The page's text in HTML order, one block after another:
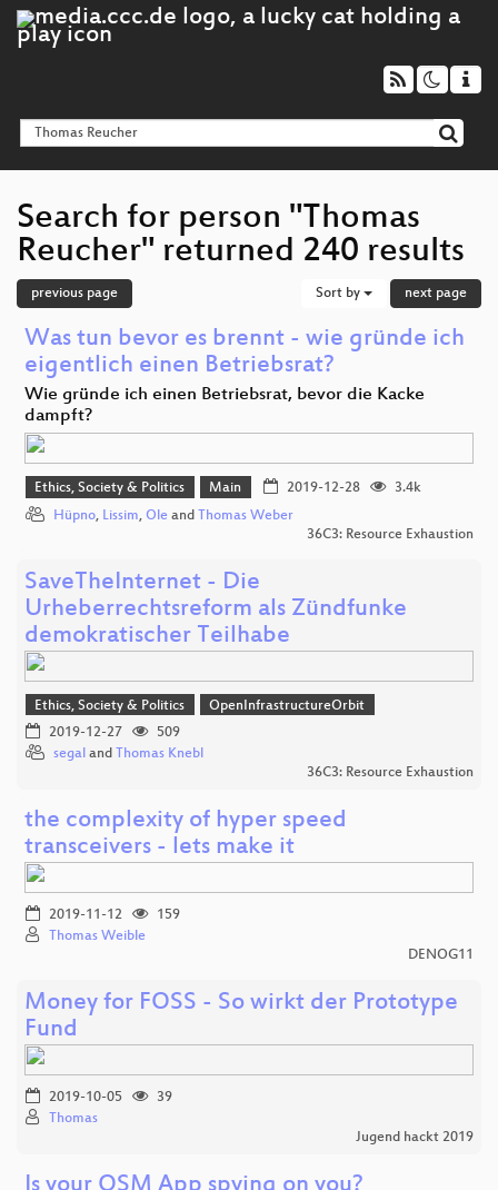
Search for person "Thomas
Reucher" returned 240 results
previous page Sort by next page
Was tun bevor es brennt - wie gründe ich
eigentlich einen Betriebsrat?
Wie gründe ich einen Betriebsrat, bevor die Kacke
dampft?
Ethics, Society & Politics Main 2019-12-28
3.4k
Hüpno, Lissim, Ole and Thomas Weber
36C3: Resource Exhaustion
SaveTheInternet - Die
Urheberrechtsreform als Zündfunke
demokratischer Teilhabe
Ethics, Society & Politics
OpenInfrastructureOrbit
2019-12-27
509
segal and Thomas Knebl
36C3: Resource Exhaustion
the complexity of hyper speed
transceivers - lets make it
2019-11-12
159
Thomas Weible
DENOG11
Money for FOSS - So wirkt der Prototype
Fund
2019-10-05
39
Thomas
Jugend hackt 2019